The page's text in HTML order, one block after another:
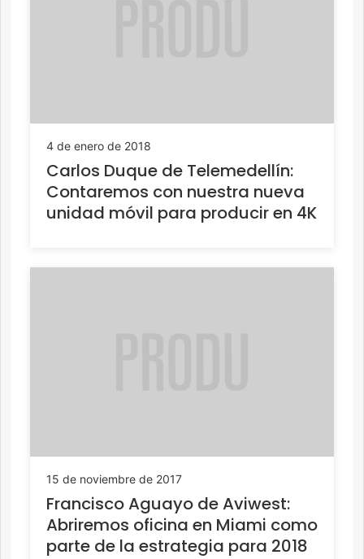
4 de enero de 2018
Carlos Duque de Telemedellín:
Contaremos con nuestra nueva
unidad móvil para producir en 4K
15 de noviembre de 2017
Francisco Aguayo de Aviwest:
Abriremos oficina en Miami como
parte de la estrategia para 2018